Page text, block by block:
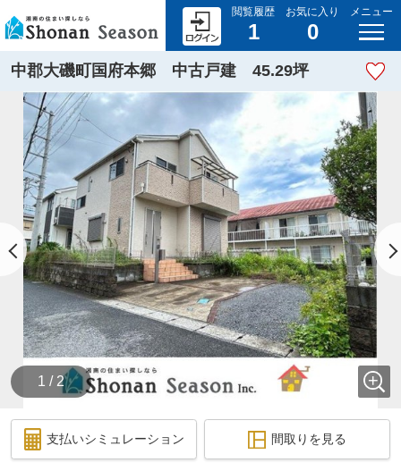
閲覧履歴
1
お気に入り
0
メニュー
中郡大磯町国府本郷 中古戸建 45.29坪
1 / 2
支払いシミュレーション 間取りを見る